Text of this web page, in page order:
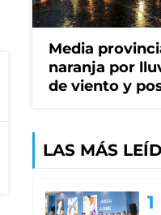
Media
naranja por
de viento y
LAS MÁS